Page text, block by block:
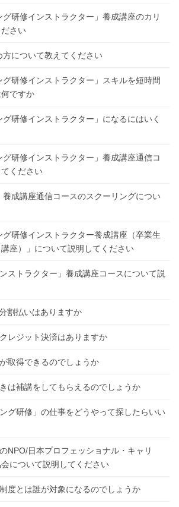
研修インストラクター」養成講座のカリ
さい
について教えてください
研修インストラクター」スキルを短時間
ですか
研修インストラクター」になるにはいく
研修インストラクター」養成講座通信コ
ください
成講座通信コースのスクーリングについ
研修インストラクター養成講座（卒業生
座）」について説明してください
ストラクター」養成講座コースについて説
割払いはありますか
レジット決済はありますか
取得できるのでしょうか
は補講をしてもらえるのでしょうか
グ研修」の仕事をどうやって探したらいい
NPO/日本プロフェッショナル・キャリ
について説明してください
度とは誰が対象になるのでしょうか